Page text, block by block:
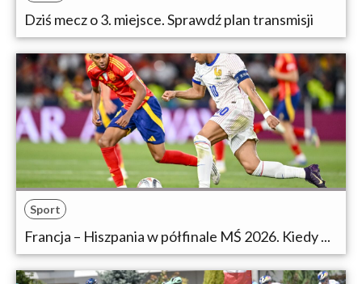
Dziś mecz o 3. miejsce. Sprawdź plan transmisji
Sport
Francja – Hiszpania w półfinale MŚ 2026. Kiedy ...